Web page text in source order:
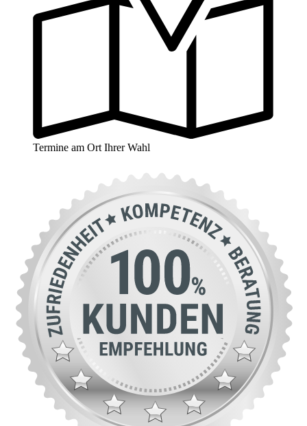
Termine am Ort Ihrer Wahl